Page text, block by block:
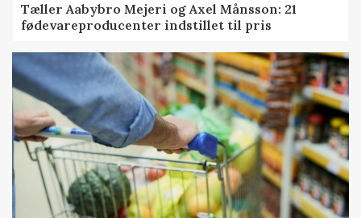
Tæller Aabybro Mejeri og Axel Månsson: 21
fødevareproducenter indstillet til pris